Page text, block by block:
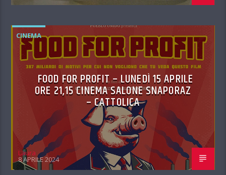
CINEMA
FOOD FOR PROFIT – LUNEDÌ 15 APRILE
ORE 21,15 CINEMA SALONE SNAPORAZ
– CATTOLICA
Laura
8 APRILE 2024